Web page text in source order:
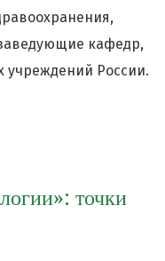
кафедр,
учреждений России.
точки